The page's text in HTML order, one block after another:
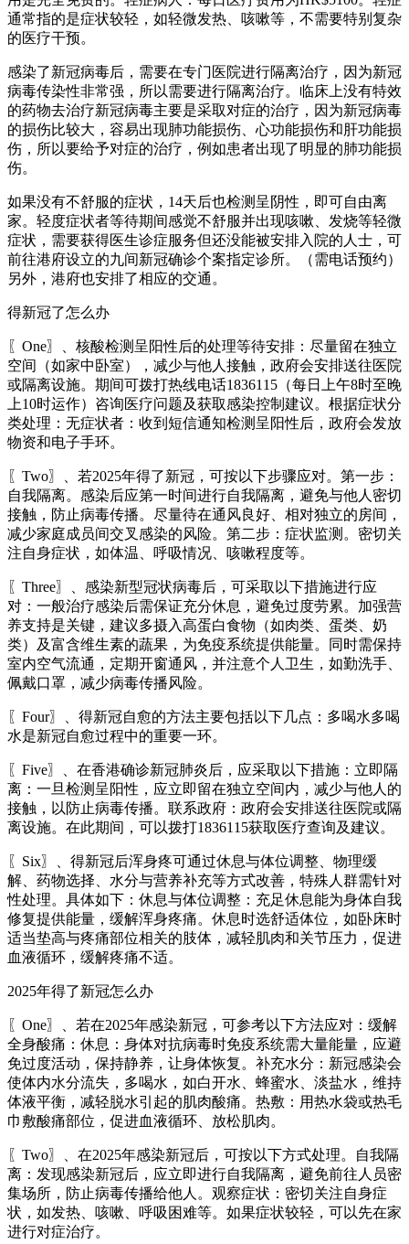
通常指的是症状较轻，如轻微发热、咳嗽等，不需要特别复杂
的医疗干预。
感染了新冠病毒后，需要在专门医院进行隔离治疗，因为新冠
病毒传染性非常强，所以需要进行隔离治疗。临床上没有特效
的药物去治疗新冠病毒主要是采取对症的治疗，因为新冠病毒
的损伤比较大，容易出现肺功能损伤、心功能损伤和肝功能损
伤，所以要给予对症的治疗，例如患者出现了明显的肺功能损
伤。
如果没有不舒服的症状，14天后也检测呈阴性，即可自由离
家。轻度症状者等待期间感觉不舒服并出现咳嗽、发烧等轻微
症状，需要获得医生诊症服务但还没能被安排入院的人士，可
前往港府设立的九间新冠确诊个案指定诊所。（需电话预约）
另外，港府也安排了相应的交通。
得新冠了怎么办
〖One〗、核酸检测呈阳性后的处理等待安排：尽量留在独立
空间（如家中卧室），减少与他人接触，政府会安排送往医院
或隔离设施。期间可拨打热线电话1836115（每日上午8时至晚
上10时运作）咨询医疗问题及获取感染控制建议。根据症状分
类处理：无症状者：收到短信通知检测呈阳性后，政府会发放
物资和电子手环。
〖Two〗、若2025年得了新冠，可按以下步骤应对。第一步：
自我隔离。感染后应第一时间进行自我隔离，避免与他人密切
接触，防止病毒传播。尽量待在通风良好、相对独立的房间，
减少家庭成员间交叉感染的风险。第二步：症状监测。密切关
注自身症状，如体温、呼吸情况、咳嗽程度等。
〖Three〗、感染新型冠状病毒后，可采取以下措施进行应
对：一般治疗感染后需保证充分休息，避免过度劳累。加强营
养支持是关键，建议多摄入高蛋白食物（如肉类、蛋类、奶
类）及富含维生素的蔬果，为免疫系统提供能量。同时需保持
室内空气流通，定期开窗通风，并注意个人卫生，如勤洗手、
佩戴口罩，减少病毒传播风险。
〖Four〗、得新冠自愈的方法主要包括以下几点：多喝水多喝
水是新冠自愈过程中的重要一环。
〖Five〗、在香港确诊新冠肺炎后，应采取以下措施：立即隔
离：一旦检测呈阳性，应立即留在独立空间内，减少与他人的
接触，以防止病毒传播。联系政府：政府会安排送往医院或隔
离设施。在此期间，可以拨打1836115获取医疗查询及建议。
〖Six〗、得新冠后浑身疼可通过休息与体位调整、物理缓
解、药物选择、水分与营养补充等方式改善，特殊人群需针对
性处理。具体如下：休息与体位调整：充足休息能为身体自我
修复提供能量，缓解浑身疼痛。休息时选舒适体位，如卧床时
适当垫高与疼痛部位相关的肢体，减轻肌肉和关节压力，促进
血液循环，缓解疼痛不适。
2025年得了新冠怎么办
〖One〗、若在2025年感染新冠，可参考以下方法应对：缓解
全身酸痛：休息：身体对抗病毒时免疫系统需大量能量，应避
免过度活动，保持静养，让身体恢复。补充水分：新冠感染会
使体内水分流失，多喝水，如白开水、蜂蜜水、淡盐水，维持
体液平衡，减轻脱水引起的肌肉酸痛。热敷：用热水袋或热毛
巾敷酸痛部位，促进血液循环、放松肌肉。
〖Two〗、在2025年感染新冠后，可按以下方式处理。自我隔
离：发现感染新冠后，应立即进行自我隔离，避免前往人员密
集场所，防止病毒传播给他人。观察症状：密切关注自身症
状，如发热、咳嗽、呼吸困难等。如果症状较轻，可以先在家
进行对症治疗。